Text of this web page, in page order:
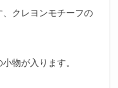
クレヨンモチーフの
物が入ります。